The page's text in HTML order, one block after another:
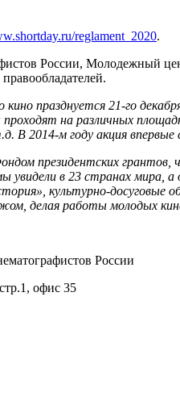
reglament_2020.
России, Молодежный
празднуется 21-го
на различных
В 2014-м году акция
президентских грантов,
увидели в 23 странах
культурно-досуговые
делая работы молодых
России
офис 35